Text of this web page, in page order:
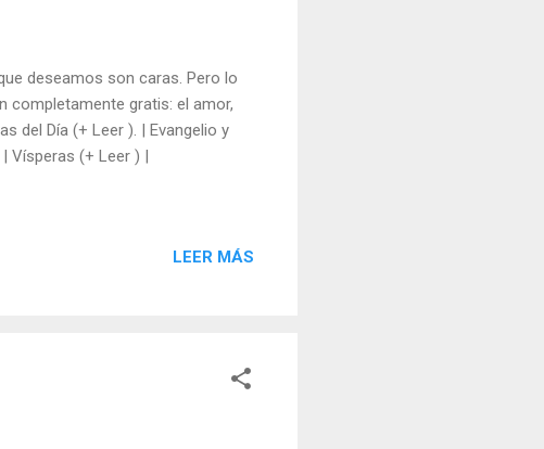
deseamos son caras. Pero lo
completamente gratis: el amor,
del Día (+ Leer ). | Evangelio y
Vísperas (+ Leer ) |
LEER MÁS